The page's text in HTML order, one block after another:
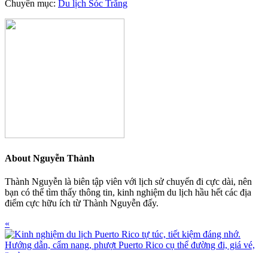
Chuyên mục: Du lịch Sóc Trăng
About Nguyễn Thành
Thành Nguyễn là biên tập viên với lịch sử chuyến đi cực dài, nên
bạn có thể tìm thấy thông tin, kinh nghiệm du lịch hầu hết các địa
điểm cực hữu ích từ Thành Nguyễn đấy.
Previous
Post:
«